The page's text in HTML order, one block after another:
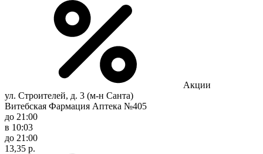
Акции
ул. Строителей, д. 3 (м-н Санта)
Витебская Фармация Аптека №405
до 21:00
в 10:03
до 21:00
13,35 р.